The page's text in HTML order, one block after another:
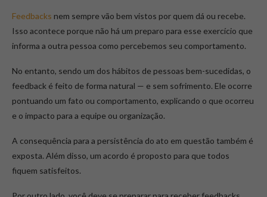
Feedbacks nem sempre vão bem vistos por quem dá ou recebe.
Isso acontece porque não há um preparo para esse exercício que
informa a outra pessoa como percebemos seu comportamento.
No entanto, sendo um dos hábitos de pessoas bem-sucedidas, o
feedback é feito de forma natural — e sem sofrimento. Ele ocorre
pontuando um fato ou comportamento, explicando o que ocorreu
e o impacto para a equipe ou organização.
A consequência para a persistência do ato em questão também é
exposta. Além disso, um acordo é proposto para que todos
fiquem satisfeitos.